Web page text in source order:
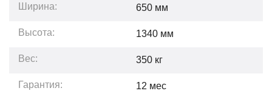
Ширина: 650 мм
Высота: 1340 мм
Вес: 350 кг
Гарантия: 12 мес